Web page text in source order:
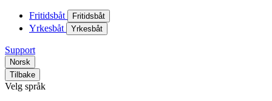
Fritidsbåt Fritidsbåt
Yrkesbåt Yrkesbåt
Support
Norsk
Tilbake
Velg språk